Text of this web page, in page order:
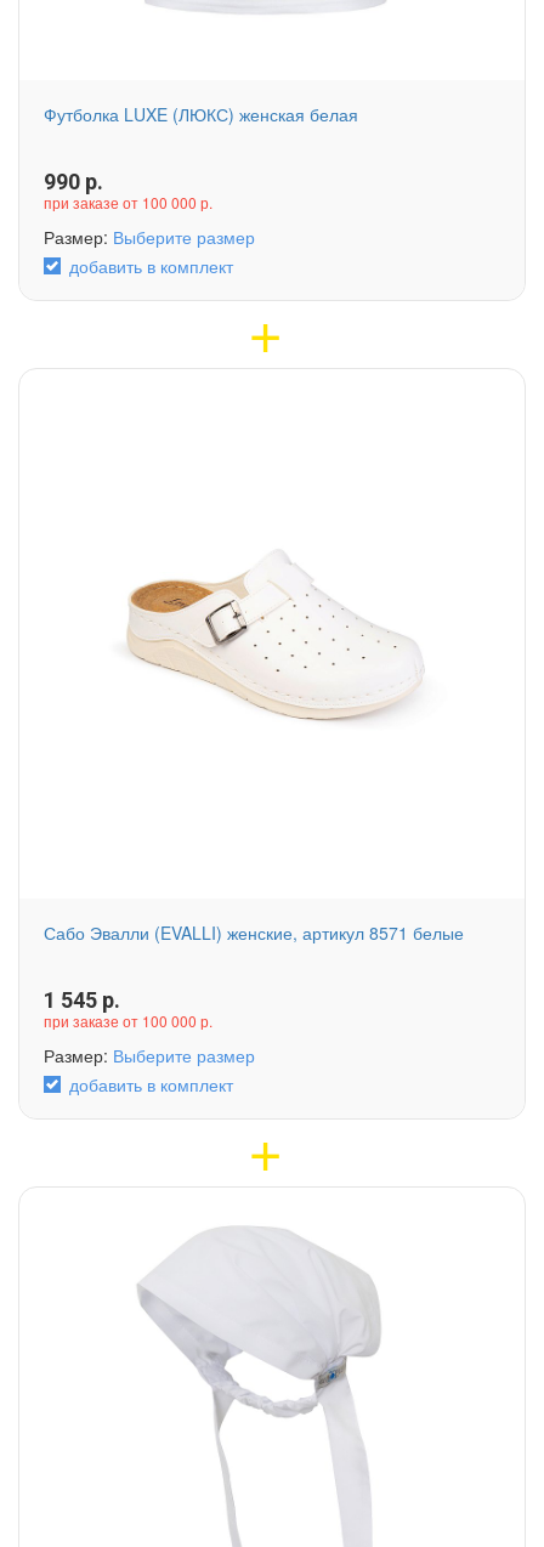
Футболка LUXE (ЛЮКС) женская белая
990 р.
при заказе от 100 000 р.
Размер: Выберите размер
добавить в комплект
Сабо Эвалли (EVALLI) женские, артикул 8571 белые
1 545 р.
при заказе от 100 000 р.
Размер: Выберите размер
добавить в комплект